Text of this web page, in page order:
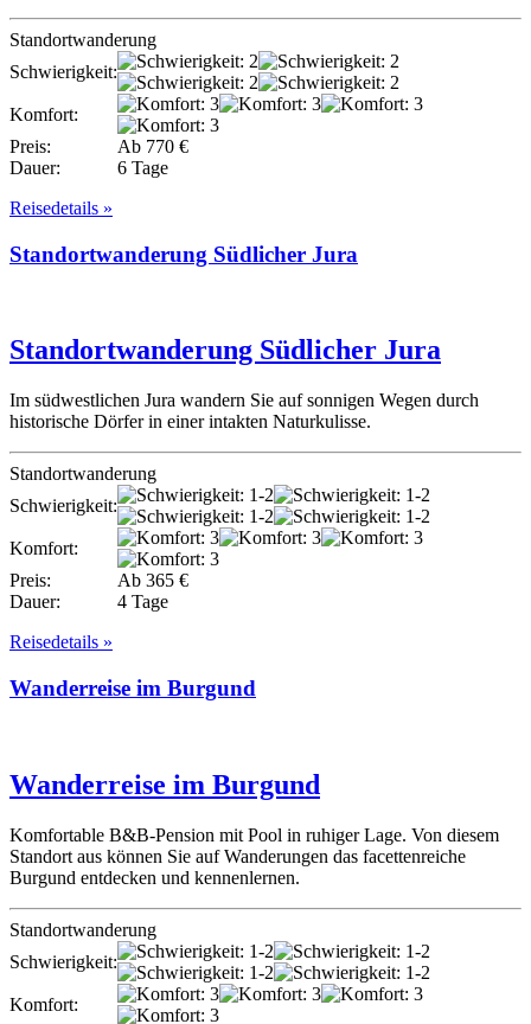
Standortwanderung
Schwierigkeit:
Komfort:
Preis:
Ab 770 €
Dauer:
6 Tage
Reisedetails »
Standortwanderung Südlicher Jura
Standortwanderung Südlicher Jura
Im südwestlichen Jura wandern Sie auf sonnigen Wegen durch
historische Dörfer in einer intakten Naturkulisse.
Standortwanderung
Schwierigkeit:
Komfort:
Preis:
Ab 365 €
Dauer:
4 Tage
Reisedetails »
Wanderreise im Burgund
Wanderreise im Burgund
Komfortable B&B-Pension mit Pool in ruhiger Lage. Von diesem
Standort aus können Sie auf Wanderungen das facettenreiche
Burgund entdecken und kennenlernen.
Standortwanderung
Schwierigkeit:
Komfort: